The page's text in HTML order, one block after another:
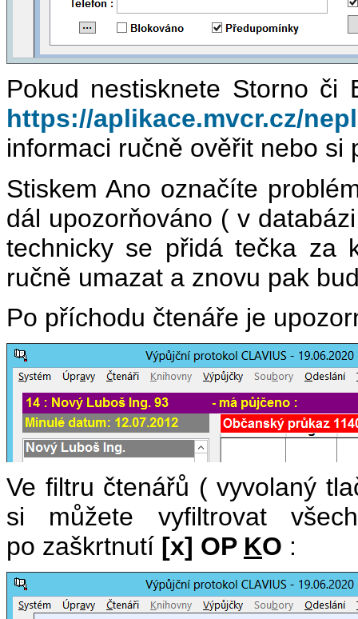
Pokud nestisknete Storno či
https://aplikace.mvcr.cz/
informaci ručně ověřit nebo si
Stiskem Ano označíte
dál upozorňováno ( v
technicky se přidá tečka za
ručně umazat a znovu pak
Po příchodu čtenáře je
Ve filtru čtenářů ( vyvolaný
si můžete vyfiltrovat
po zaškrtnutí [x] OP KO :